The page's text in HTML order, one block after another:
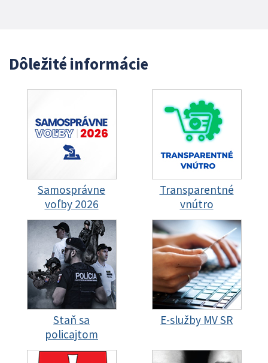
Dôležité informácie
Samosprávne
voľby 2026
Transparentné
vnútro
Staň sa
policajtom
E-služby MV SR